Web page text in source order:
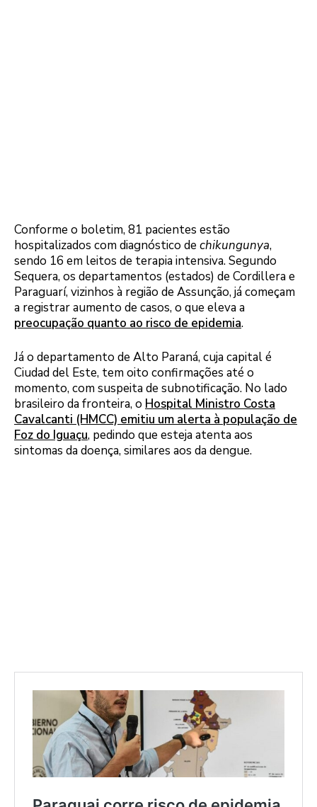
Conforme o boletim, 81 pacientes estão
hospitalizados com diagnóstico de chikungunya,
sendo 16 em leitos de terapia intensiva. Segundo
Sequera, os departamentos (estados) de Cordillera e
Paraguarí, vizinhos à região de Assunção, já começam
a registrar aumento de casos, o que eleva a
preocupação quanto ao risco de epidemia.
Já o departamento de Alto Paraná, cuja capital é
Ciudad del Este, tem oito confirmações até o
momento, com suspeita de subnotificação. No lado
brasileiro da fronteira, o Hospital Ministro Costa
Cavalcanti (HMCC) emitiu um alerta à população de
Foz do Iguaçu, pedindo que esteja atenta aos
sintomas da doença, similares aos da dengue.